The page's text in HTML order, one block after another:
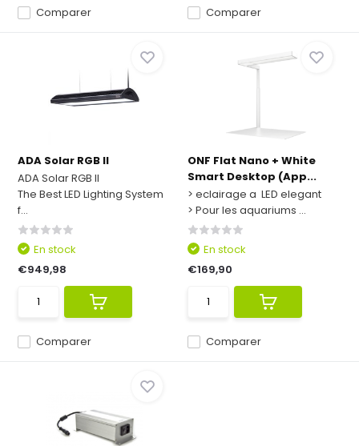
Comparer Comparer
ADA Solar RGB II
ADA Solar RGB II
The Best LED Lighting System
f...
Comparer
En stock
€949,98
ONF Flat Nano + White
Smart Desktop (App...
> eclairage a LED elegant
> Pour les aquariums ...
Comparer
En stock
€169,90